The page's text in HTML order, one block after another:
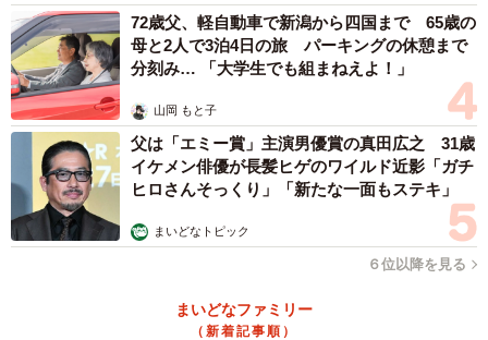
い放ち、せせら笑っていたという。
この一件を警察や弁護士にも相談したが、虐待の証拠が掴
めないこともあって、十分に対応できなかった。
「今思えばおかしいと気づくのですが、初めての譲渡だっ
たので騙されてしまいました」
こんなことが許されてはいけない、無知なままでは守れな
いという怒りと悔しさが、西尾さんを本格的な保護猫活動
へと突き動かす原動力となった。
72歳父、軽自動車で新潟から四国まで 65歳の
母と2人で3泊4日の旅 パーキングの休憩まで
分刻み… 「大学生でも組まねえよ！」
山岡 もと子
父は「エミー賞」主演男優賞の真田広之 31歳
イケメン俳優が長髪ヒゲのワイルド近影「ガチ
ヒロさんそっくり」「新たな一面もステキ」
まいどなトピック
６位以降を見る
まいどなファミリー
（新着記事順）